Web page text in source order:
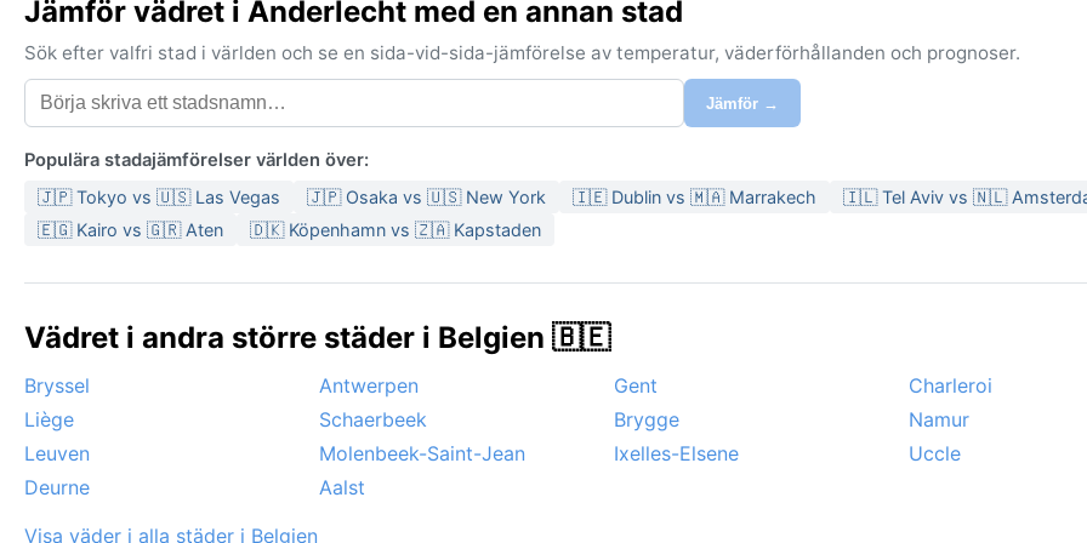
Jämför vädret i Anderlecht med en annan stad
Sök efter valfri stad i världen och se en sida-vid-sida-jämförelse av temperatur, väderförhållanden och prognoser.
Jämför →
Populära stadajämförelser världen över:
🇯🇵 Tokyo vs 🇺🇸 Las Vegas 🇯🇵 Osaka vs 🇺🇸 New York 🇮🇪 Dublin vs 🇲🇦 Marrakech
🇮🇱 Tel Aviv vs 🇳🇱
🇪🇬 Kairo vs 🇬🇷 Aten
🇩🇰 Köpenhamn vs 🇿🇦 Kapstaden
Vädret i andra större städer i Belgien 🇧🇪
Bryssel Antwerpen Gent
Charleroi
Liège
Schaerbeek Brygge
Namur
Leuven
Molenbeek-Saint-Jean Ixelles-Elsene
Uccle
Deurne
Aalst
Visa väder i alla städer i Belgien